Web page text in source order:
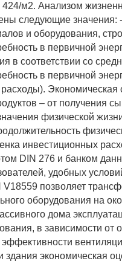
м2. Анализом
следующие значения:
и оборудования,
в первичной
в соответствии со
в первичной
Экономическая
– от получения
физической
инвестиционных
DIN 276 и банком
удобных
позволяет
оборудования на
дома
в зависимости от
экономическая